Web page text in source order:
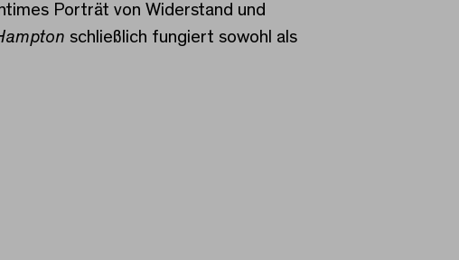
Porträt von Widerstand und
schließlich fungiert sowohl als